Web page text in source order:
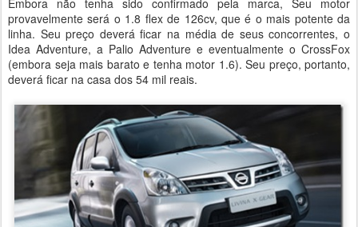
provavelmente será o 1.8 flex de 126cv, que é o mais potente da
linha. Seu preço deverá ficar na média de seus concorrentes, o
Idea Adventure, a Palio Adventure e eventualmente o CrossFox
(embora seja mais barato e tenha motor 1.6). Seu preço, portanto,
deverá ficar na casa dos 54 mil reais.